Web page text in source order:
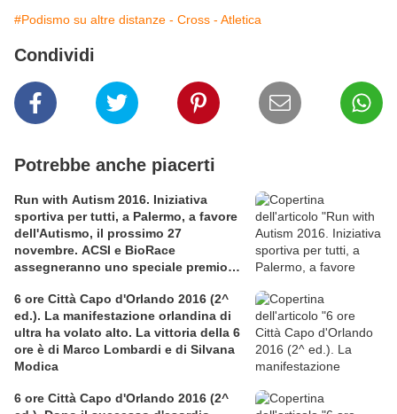
#Podismo su altre distanze - Cross - Atletica
Condividi
Potrebbe anche piacerti
Run with Autism 2016. Iniziativa
sportiva per tutti, a Palermo, a favore
dell'Autismo, il prossimo 27
novembre. ACSI e BioRace
assegneranno uno speciale premio
6 ore Città Capo d'Orlando 2016 (2^
ed.). La manifestazione orlandina di
ultra ha volato alto. La vittoria della 6
ore è di Marco Lombardi e di Silvana
Modica
6 ore Città Capo d'Orlando 2016 (2^